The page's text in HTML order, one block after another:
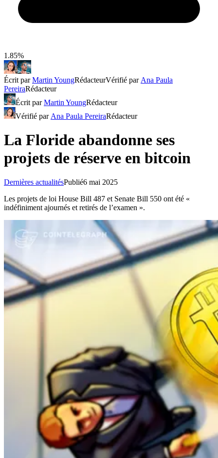
1.85%
Écrit parMartin YoungRédacteurVérifié par Ana Paula
PereiraRédacteur
Écrit parMartin YoungRédacteur
Vérifié par Ana Paula PereiraRédacteur
La Floride abandonne ses
projets de réserve en bitcoin
Dernières actualitésPublié6 mai 2025
Les projets de loi House Bill 487 et Senate Bill 550 ont été «
indéfiniment ajournés et retirés de l’examen ».